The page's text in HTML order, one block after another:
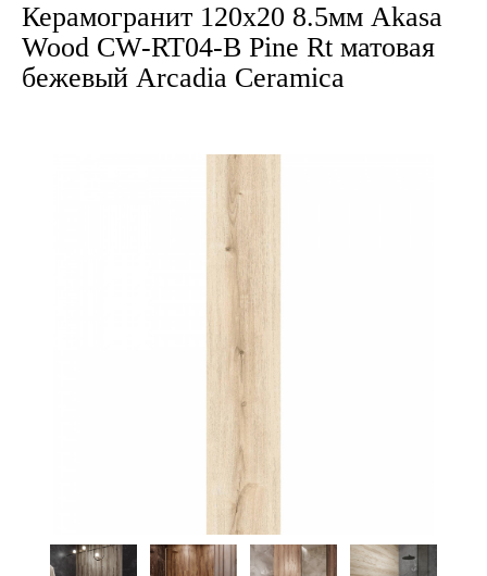
Керамогранит 120x20 8.5мм Akasa
Wood CW-RT04-B Pine Rt матовая
бежевый Arcadia Ceramica